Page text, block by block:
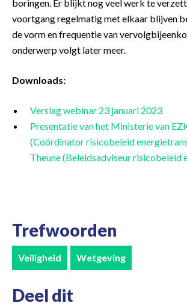
boringen. Er blijkt nog veel werk te
voortgang regelmatig met elkaar blijven
de vorm en frequentie van
onderwerp volgt later meer.
Downloads:
Verslag webinar 23 januari 2023
Presentatie van het Ministerie van
(Coördinator risicobeleid
Theune (Beleidsadviseur risicobeleid
Trefwoorden
Veiligheid Wetgeving
Deel dit